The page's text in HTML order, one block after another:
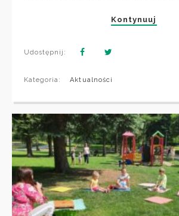
Kontynuuj
Udostępnij:
Kategoria: Aktualności